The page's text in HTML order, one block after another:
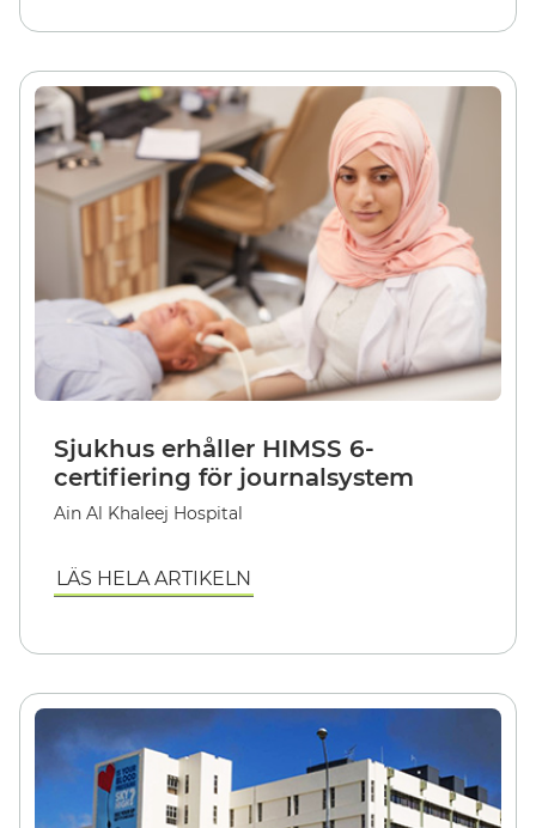
Sjukhus erhåller HIMSS 6-
certifiering för journalsystem
Ain Al Khaleej Hospital
LÄS HELA ARTIKELN